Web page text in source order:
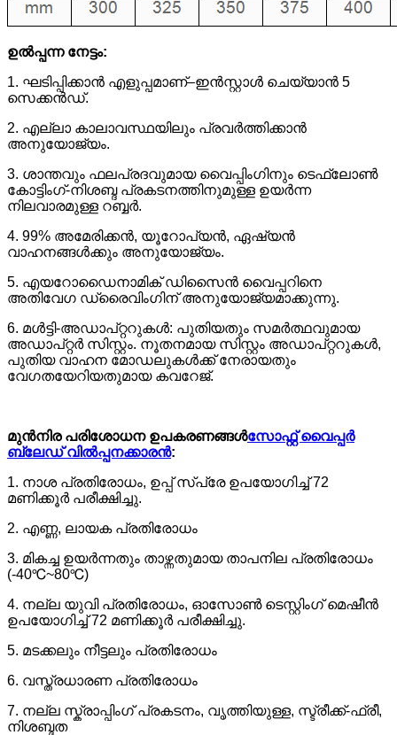
ഉൽപ്പന്ന നേട്ടം:
1. ഘടിപ്പിക്കാൻ എളുപ്പമാണ്–ഇൻസ്റ്റാൾ ചെയ്യാൻ 5
സെക്കൻഡ്.
2. എല്ലാ കാലാവസ്ഥയിലും പ്രവർത്തിക്കാൻ
അനുയോജ്യം.
3. ശാന്തവും ഫലപ്രദവുമായ വൈപ്പിംഗിനും ടെഫ്ലോൺ
കോട്ടിംഗ്-നിശബ്ദ പ്രകടനത്തിനുമുള്ള ഉയർന്ന
നിലവാരമുള്ള റബ്ബർ.
4. 99% അമേരിക്കൻ, യൂറോപ്യൻ, ഏഷ്യൻ
വാഹനങ്ങൾക്കും അനുയോജ്യം.
5. എയറോഡൈനാമിക് ഡിസൈൻ വൈപ്പറിനെ
അതിവേഗ ഡ്രൈവിംഗിന് അനുയോജ്യമാക്കുന്നു.
6. മൾട്ടി-അഡാപ്റ്ററുകൾ: പുതിയതും സമർത്ഥവുമായ
അഡാപ്റ്റർ സിസ്റ്റം. നൂതനമായ സിസ്റ്റം അഡാപ്റ്ററുകൾ,
പുതിയ വാഹന മോഡലുകൾക്ക് നേരായതും
വേഗതയേറിയതുമായ കവറേജ്.
മുൻനിര പരിശോധന ഉപകരണങ്ങൾസോഫ്റ്റ് വൈപ്പർ
ബ്ലേഡ് വിൽപ്പനക്കാരൻ:
1. നാശ പ്രതിരോധം, ഉപ്പ് സ്പ്രേ ഉപയോഗിച്ച് 72
മണിക്കൂർ പരീക്ഷിച്ചു.
2. എണ്ണ, ലായക പ്രതിരോധം
3. മികച്ച ഉയർന്നതും താഴ്ന്നതുമായ താപനില പ്രതിരോധം
(-40℃~80℃)
4. നല്ല യുവി പ്രതിരോധം, ഓസോൺ ടെസ്റ്റിംഗ് മെഷീൻ
ഉപയോഗിച്ച് 72 മണിക്കൂർ പരീക്ഷിച്ചു.
5. മടക്കലും നീട്ടലും പ്രതിരോധം
6. വസ്ത്രധാരണ പ്രതിരോധം
7. നല്ല സ്ക്രാപ്പിംഗ് പ്രകടനം, വൃത്തിയുള്ള, സ്ട്രീക്ക്-ഫ്രീ,
നിശബ്ദത